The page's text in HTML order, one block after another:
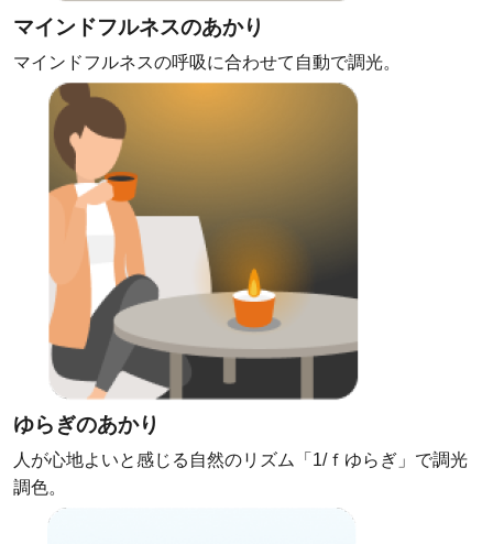
マインドフルネスのあかり
マインドフルネスの呼吸に合わせて自動で調光。
ゆらぎのあかり
人が心地よいと感じる自然のリズム「1/ｆゆらぎ」で調光
調色。